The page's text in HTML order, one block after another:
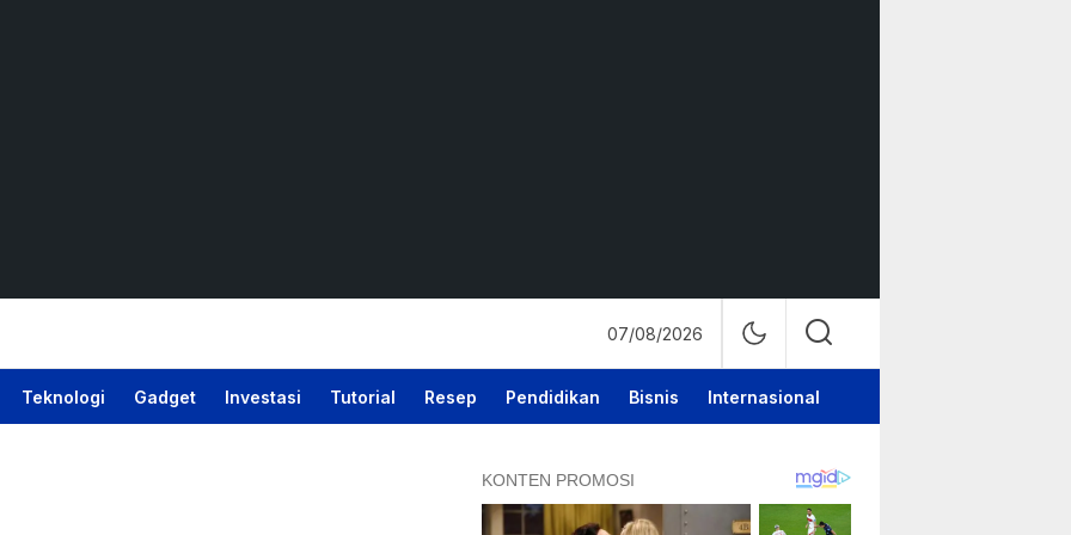
07/08/2026
Teknologi Gadget Investasi Tutorial Resep Pendidikan Bisnis Internasional